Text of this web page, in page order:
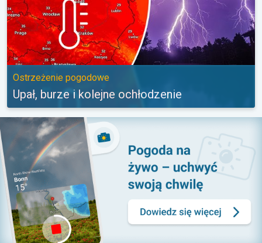
Ostrzeżenie pogodowe
Upał, burze i kolejne ochłodzenie